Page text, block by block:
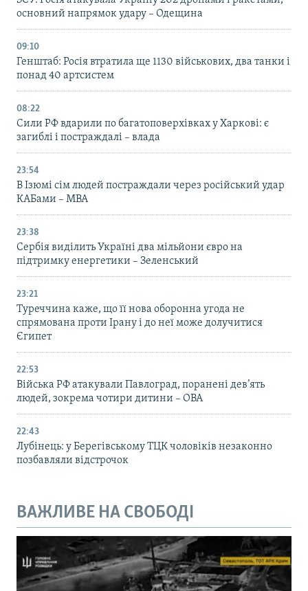
основний напрямок удару – Одещина
09:10
Генштаб: Росія втратила ще 1130 військових, два танки і
понад 40 артсистем
08:22
Сили РФ вдарили по багатоповерхівках у Харкові: є
загиблі і постраждалі – влада
23:54
В Ізюмі сім людей постраждали через російський удар
КАБами – МВА
23:38
Сербія виділить Україні два мільйони євро на
підтримку енергетики – Зеленський
23:21
Туреччина каже, що її нова оборонна угода не
спрямована проти Ірану і до неї може долучитися
Єгипет
22:53
Війська РФ атакували Павлоград, поранені дев’ять
людей, зокрема чотири дитини – ОВА
22:43
Лубінець: у Берегівському ТЦК чоловіків незаконно
позбавляли відстрочок
ВАЖЛИВЕ НА СВОБОДІ